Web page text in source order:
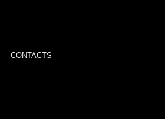
CONTACTS